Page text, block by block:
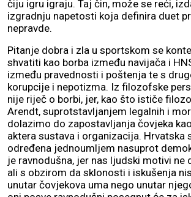
čiju igru igraju. Taj čin, može se reći,
izgradnju napetosti koja definira duet
nepravde.
Pitanje dobra i zla u sportskom se
shvatiti kao borba između navijača i
između pravednosti i poštenja te s
korupcije i nepotizma. Iz filozofske
nije riječ o borbi, jer, kao što ističe
Arendt, suprotstavljanjem legalnih i
dolazimo do zapostavljanja čovjeka
aktera sustava i organizacija. Hrvatska
određena jednoumljem nasuprot
je ravnodušna, jer nas ljudski motivi ne
ali s obzirom da sklonosti i iskušenja
unutar čovjekova uma nego unutar